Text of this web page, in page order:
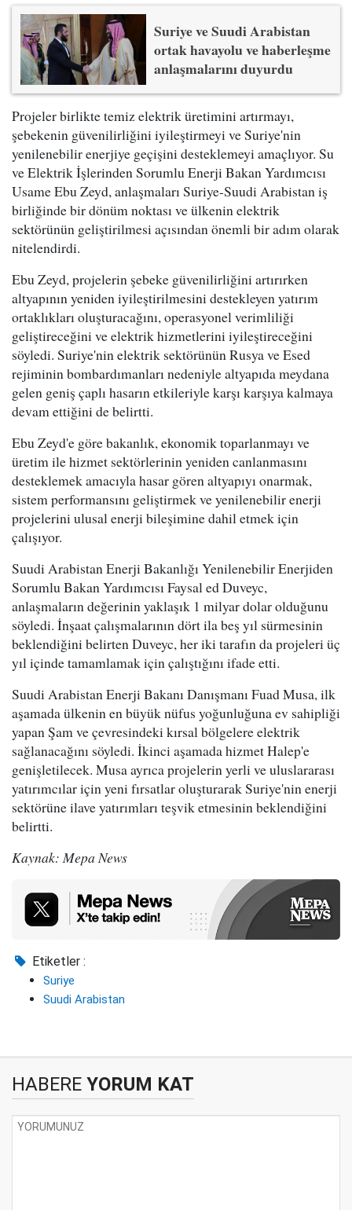
Suriye ve Suudi Arabistan
ortak havayolu ve haberleşme
anlaşmalarını duyurdu
Projeler birlikte temiz elektrik üretimini artırmayı,
şebekenin güvenilirliğini iyileştirmeyi ve Suriye'nin
yenilenebilir enerjiye geçişini desteklemeyi amaçlıyor. Su
ve Elektrik İşlerinden Sorumlu Enerji Bakan Yardımcısı
Usame Ebu Zeyd, anlaşmaları Suriye-Suudi Arabistan iş
birliğinde bir dönüm noktası ve ülkenin elektrik
sektörünün geliştirilmesi açısından önemli bir adım olarak
nitelendirdi.
Ebu Zeyd, projelerin şebeke güvenilirliğini artırırken
altyapının yeniden iyileştirilmesini destekleyen yatırım
ortaklıkları oluşturacağını, operasyonel verimliliği
geliştireceğini ve elektrik hizmetlerini iyileştireceğini
söyledi. Suriye'nin elektrik sektörünün Rusya ve Esed
rejiminin bombardımanları nedeniyle altyapıda meydana
gelen geniş çaplı hasarın etkileriyle karşı karşıya kalmaya
devam ettiğini de belirtti.
Ebu Zeyd'e göre bakanlık, ekonomik toparlanmayı ve
üretim ile hizmet sektörlerinin yeniden canlanmasını
desteklemek amacıyla hasar gören altyapıyı onarmak,
sistem performansını geliştirmek ve yenilenebilir enerji
projelerini ulusal enerji bileşimine dahil etmek için
çalışıyor.
Suudi Arabistan Enerji Bakanlığı Yenilenebilir Enerjiden
Sorumlu Bakan Yardımcısı Faysal ed Duveyc,
anlaşmaların değerinin yaklaşık 1 milyar dolar olduğunu
söyledi. İnşaat çalışmalarının dört ila beş yıl sürmesinin
beklendiğini belirten Duveyc, her iki tarafın da projeleri üç
yıl içinde tamamlamak için çalıştığını ifade etti.
Suudi Arabistan Enerji Bakanı Danışmanı Fuad Musa, ilk
aşamada ülkenin en büyük nüfus yoğunluğuna ev sahipliği
yapan Şam ve çevresindeki kırsal bölgelere elektrik
sağlanacağını söyledi. İkinci aşamada hizmet Halep'e
genişletilecek. Musa ayrıca projelerin yerli ve uluslararası
yatırımcılar için yeni fırsatlar oluşturarak Suriye'nin enerji
sektörüne ilave yatırımları teşvik etmesinin beklendiğini
belirtti.
Kaynak: Mepa News
Etiketler :
Suriye
Suudi Arabistan
HABERE YORUM KAT